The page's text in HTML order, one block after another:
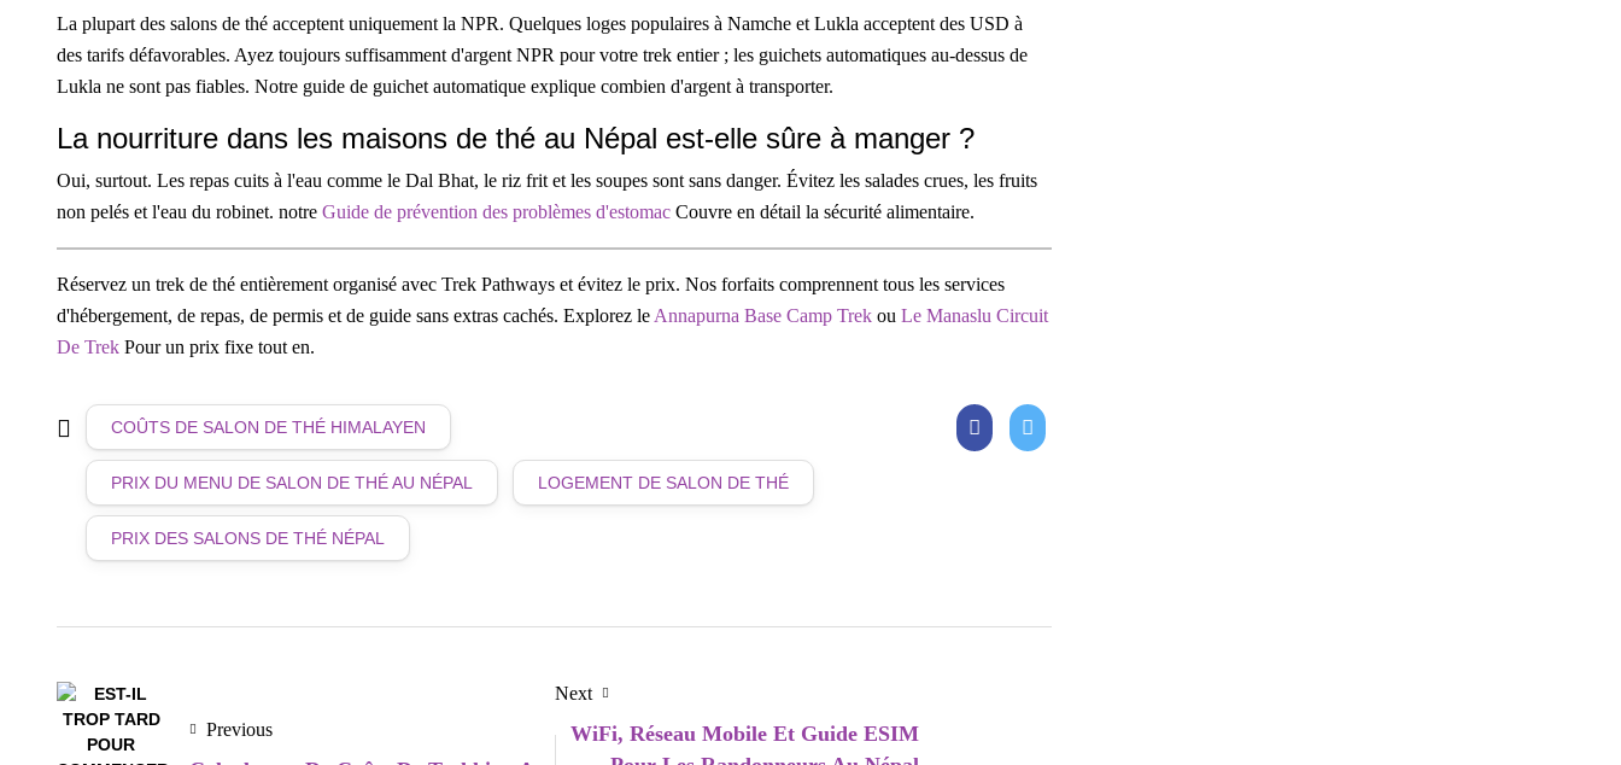
La plupart des salons de thé acceptent uniquement la NPR. Quelques loges populaires à Namche et Lukla acceptent des USD à
des tarifs défavorables. Ayez toujours suffisamment d'argent NPR pour votre trek entier ; les guichets automatiques au-dessus de
Lukla ne sont pas fiables. Notre guide de guichet automatique explique combien d'argent à transporter.
La nourriture dans les maisons de thé au Népal est-elle sûre à manger ?
Oui, surtout. Les repas cuits à l'eau comme le Dal Bhat, le riz frit et les soupes sont sans danger. Évitez les salades crues, les fruits
non pelés et l'eau du robinet. notre Guide de prévention des problèmes d'estomac Couvre en détail la sécurité alimentaire.
Réservez un trek de thé entièrement organisé avec Trek Pathways et évitez le prix. Nos forfaits comprennent tous les services
d'hébergement, de repas, de permis et de guide sans extras cachés. Explorez le Annapurna Base Camp Trek ou Le Manaslu Circuit
De Trek Pour un prix fixe tout en.
COÛTS DE SALON DE THÉ HIMALAYEN
PRIX DU MENU DE SALON DE THÉ AU NÉPAL LOGEMENT DE SALON DE THÉ
PRIX DES SALONS DE THÉ NÉPAL
Previous
Next
WiFi, Réseau Mobile Et Guide ESIM